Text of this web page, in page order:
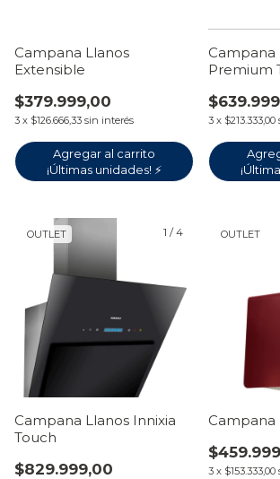
Campana Llanos
Extensible
$379.999,00
3 x $126.666,33 sin interés
Agregar al carrito
¡Últimas unidades! ⚡
Campana
Premium
3 x $213.333,00
1 /4
OUTLET
Campana Llanos Innixia
Touch
$829.999,00
OUTLET
Campana
3 x $153.333,00